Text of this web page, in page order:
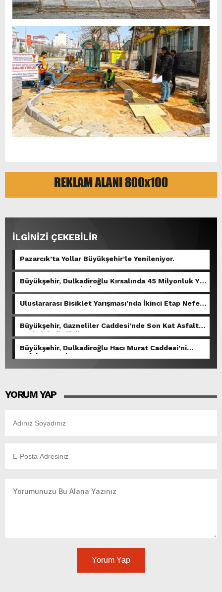
İLGİNİZİ ÇEKEBİLİR
Pazarcık’ta Yollar Büyükşehir’le Yenileniyor.
Büyükşehir, Dulkadiroğlu Kırsalında 45 Milyonluk Yol
Yatırımını Tamamladı.
Uluslararası Bisiklet Yarışması’nda İkinci Etap Nefes
Kesti.
Büyükşehir, Gazneliler Caddesi’nde Son Kat Asfalt
Serimini Sürdürüyor.
Büyükşehir, Dulkadiroğlu Hacı Murat Caddesi’ni
Asfalta Hazırlıyor.
YORUM YAP
Yorum Yap